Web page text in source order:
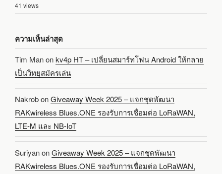
41 views
ความเห็นล่าสุด
Tim Manonkv4p HT – เปลี่ยนสมาร์ทโฟน Android ให้กลาย
เป็นวิทยุสมัครเล่น
NakrobonGiveaway Week 2025 – แจกชุดพัฒนา
RAKwireless Blues.ONE รองรับการเชื่อมต่อ LoRaWAN,
LTE-M และ NB-IoT
SuriyanonGiveaway Week 2025 – แจกชุดพัฒนา
RAKwireless Blues.ONE รองรับการเชื่อมต่อ LoRaWAN,